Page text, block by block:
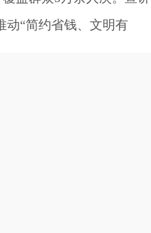
动“简约省钱、文明有